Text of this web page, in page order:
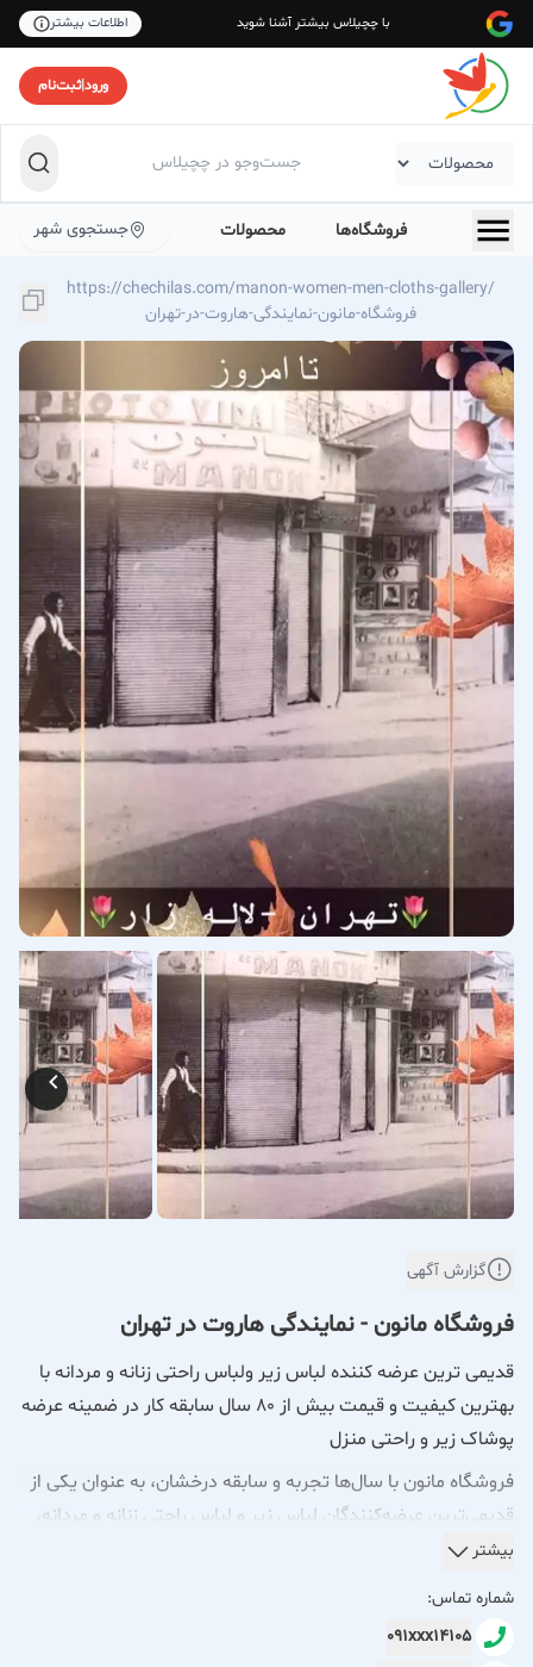
با چچیلاس بیشتر آشنا شوید اطلاعات بیشتر
ورود|ثبت‌نام
فروشگاه‌ها محصولات جستجوی شهر
https://chechilas.com/manon-women-men-cloths-gallery/
فروشگاه-مانون-نمایندگی-هاروت-در-تهران
گزارش آگهی
فروشگاه مانون - نمایندگی هاروت در تهران
قدیمی ترین عرضه کننده لباس زیر ولباس راحتی زنانه و مردانه با
بهترین کیفیت و قیمت بیش از 80 سال سابقه کار در ضمینه عرضه
پوشاک زیر و راحتی منزل
فروشگاه مانون با سال‌ها تجربه و سابقه درخشان، به عنوان یکی از
قدیمی‌ترین عرضه‌کنندگان لباس زیر و لباس راحتی زنانه و مردانه،
همواره در تلاش بوده است تا بهترین محصولات را با کیفیتی
ما معتقدیم که راحتی و کیفیت در پوشاک، به‌ویژه لباس‌های زیر و
بیشتر
شماره تماس:
091xxx14105